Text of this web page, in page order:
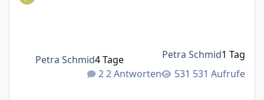
2 Antworten 531 Aufrufe
Petra Schmid4 Tage Petra Schmid1 Tag